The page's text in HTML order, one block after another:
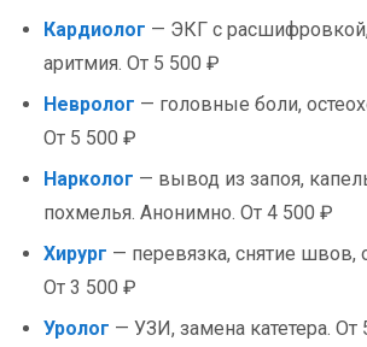
Кардиолог — ЭКГ с расшифровкой,
аритмия. От 5 500 ₽
Невролог — головные боли,
От 5 500 ₽
Нарколог — вывод из запоя,
похмелья. Анонимно. От 4 500 ₽
Хирург — перевязка, снятие швов,
От 3 500 ₽
Уролог — УЗИ, замена катетера. От